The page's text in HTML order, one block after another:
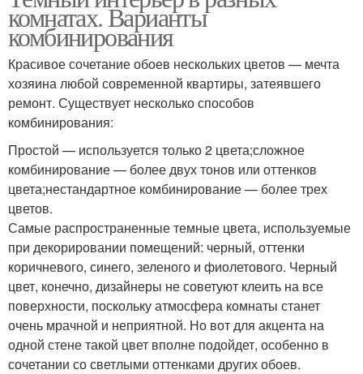
комнатах. Варианты
комбинирования
Красивое сочетание обоев нескольких цветов — мечта
хозяина любой современной квартиры, затеявшего
ремонт. Существует несколько способов
комбинирования:
Простой — используется только 2 цвета;сложное
комбинирование — более двух тонов или оттенков
цвета;нестандартное комбинирование — более трех
цветов.
Самые распространенные темные цвета, используемые
при декорировании помещений: черный, оттенки
коричневого, синего, зеленого и фиолетового. Черный
цвет, конечно, дизайнеры не советуют клеить на все
поверхности, поскольку атмосфера комнаты станет
очень мрачной и неприятной. Но вот для акцента на
одной стене такой цвет вполне подойдет, особенно в
сочетании со светлыми оттенками других обоев.